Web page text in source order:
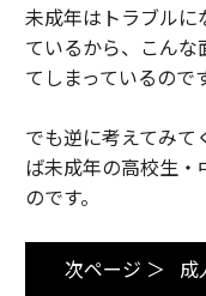
未成年はトラブルに
ているから、こん
てしまっているので
でも逆に考えてみ
ば未成年の高校生
のです。
次ページ ＞ 成